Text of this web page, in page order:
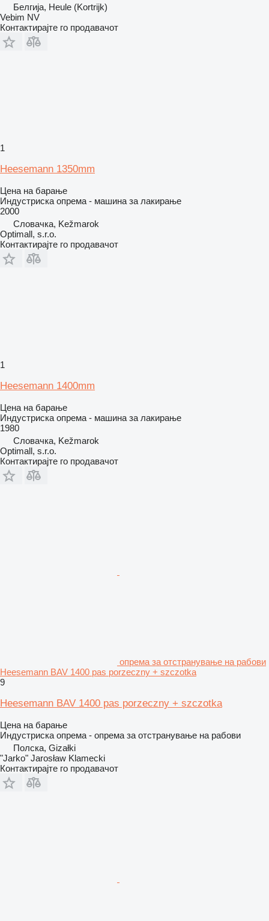
Белгија, Heule (Kortrijk)
Vebim NV
Контактирајте го продавачот
1
Heesemann 1350mm
Цена на барање
Индустриска опрема - машина за лакирање
2000
Словачка, Kežmarok
Optimall, s.r.o.
Контактирајте го продавачот
1
Heesemann 1400mm
Цена на барање
Индустриска опрема - машина за лакирање
1980
Словачка, Kežmarok
Optimall, s.r.o.
Контактирајте го продавачот
опрема за отстранување на рабови
Heesemann BAV 1400 pas porzeczny + szczotka
9
Heesemann BAV 1400 pas porzeczny + szczotka
Цена на барање
Индустриска опрема - опрема за отстранување на рабови
Полска, Gizałki
"Jarko" Jarosław Klamecki
Контактирајте го продавачот